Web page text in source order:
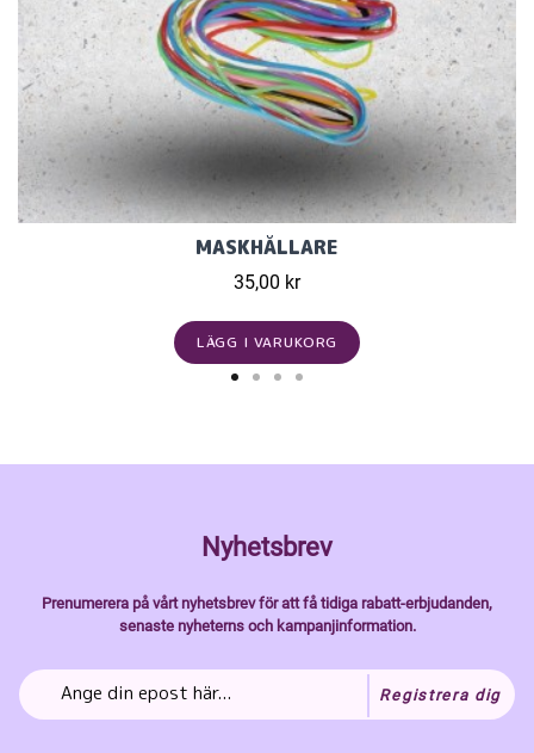
MASKHÅLLARE
35,00 kr
LÄGG I VARUKORG
Nyhetsbrev
Prenumerera på vårt nyhetsbrev för att få tidiga rabatt-erbjudanden,
senaste nyheterns och kampanjinformation.
Registrera dig